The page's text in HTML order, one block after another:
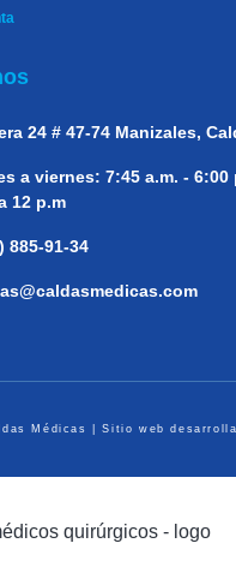
24 # 47-74 Manizales,
a viernes: 7:45 a.m. -
12 p.m
885-91-34
Médicas | Sitio web